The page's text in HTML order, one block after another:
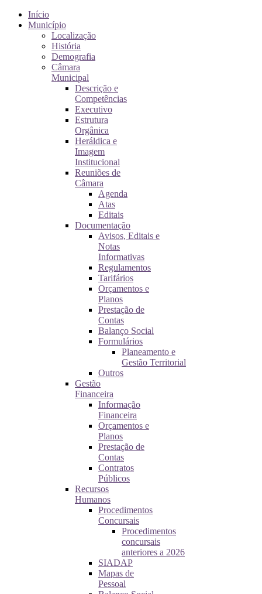
Início
Município
Localização
História
Demografia
Câmara
Municipal
Descrição e
Competências
Executivo
Estrutura
Orgânica
Heráldica e
Imagem
Institucional
Reuniões de
Câmara
Agenda
Atas
Editais
Documentação
Avisos, Editais e
Notas
Informativas
Regulamentos
Tarifários
Orçamentos e
Planos
Prestação de
Contas
Balanço Social
Formulários
Planeamento e
Gestão Territorial
Outros
Gestão
Financeira
Informação
Financeira
Orçamentos e
Planos
Prestação de
Contas
Contratos
Públicos
Recursos
Humanos
Procedimentos
Concursais
Procedimentos
concursais
anteriores a 2026
SIADAP
Mapas de
Pessoal